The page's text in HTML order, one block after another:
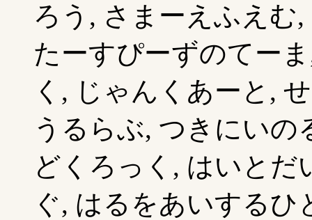
ろう, さまーえふえむ
たーすぴーずのてー
く, じゃんくあーと,
うるらぶ, つきにい
どくろっく, はいと
ぐ, はるをあいする